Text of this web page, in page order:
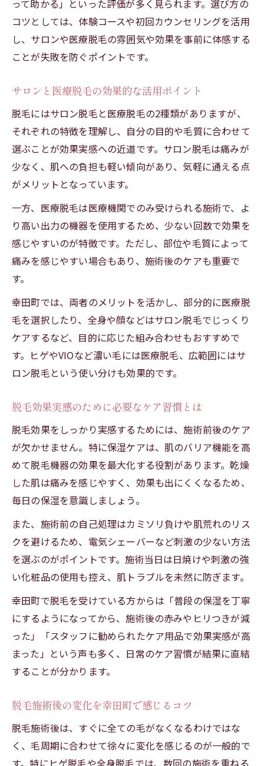
幸田町で体験できるおすすめ脱毛施術の特
メンズも安心できる脱毛効果の見極め方
コツ
脱毛効果の違いを知り安心して通うための
工夫
メンズの脱毛悩みを解消する施術と効果事
例
脱毛効果を高めるメンズ向けケアポイント
幸田町のメンズ脱毛で実感できる効果とは
通いやすさと効果両立の脱毛選びのコツ
脱毛効果と通いやすさを両立する店舗の特
徴
脱毛効果を重視した通いやすい施術スケジ
ュール
日常に取り入れやすい脱毛効果アップ法
脱毛効果を最大化する継続のコツを紹介
実際に感じる脱毛の変化やポイント解説
脱毛効果を実感したリアルな変化の声まと
施術ごとに感じる脱毛効果の具体的な特徴
脱毛効果が表れやすい部位と変化の傾向
脱毛効果を実感するための注意点と体験談
幸田町で脱毛効果を感じやすいケア方法
って助かる」といった評価が多く見られます。選び方の
コツとしては、体験コースや初回カウンセリングを活用
し、サロンや医療脱毛の雰囲気や効果を事前に体感する
ことが失敗を防ぐポイントです。
サロンと医療脱毛の効果的な活用ポイント
脱毛にはサロン脱毛と医療脱毛の2種類がありますが、
それぞれの特徴を理解し、自分の目的や毛質に合わせて
選ぶことが効果実感への近道です。サロン脱毛は痛みが
少なく、肌への負担も軽い傾向があり、気軽に通える点
がメリットとなっています。
一方、医療脱毛は医療機関でのみ受けられる施術で、よ
り高い出力の機器を使用するため、少ない回数で効果を
感じやすいのが特徴です。ただし、部位や毛質によって
痛みを感じやすい場合もあり、施術後のケアも重要で
す。
幸田町では、両者のメリットを活かし、部分的に医療脱
毛を選択したり、全身や顔などはサロン脱毛でじっくり
ケアするなど、目的に応じた組み合わせもおすすめで
す。ヒゲやVIOなど濃い毛には医療脱毛、広範囲にはサ
ロン脱毛という使い分けも効果的です。
脱毛効果実感のために必要なケア習慣とは
脱毛効果をしっかり実感するためには、施術前後のケア
が欠かせません。特に保湿ケアは、肌のバリア機能を高
めて脱毛機器の効果を最大化する役割があります。乾燥
した肌は痛みを感じやすく、効果も出にくくなるため、
毎日の保湿を意識しましょう。
また、施術前の自己処理はカミソリ負けや肌荒れのリス
クを避けるため、電気シェーバーなど刺激の少ない方法
を選ぶのがポイントです。施術当日は日焼けや刺激の強
い化粧品の使用も控え、肌トラブルを未然に防ぎます。
幸田町で脱毛を受けている方からは「普段の保湿を丁寧
にするようになってから、施術後の赤みやヒリつきが減
った」「スタッフに勧められたケア用品で効果実感が高
まった」という声も多く、日常のケア習慣が結果に直結
することが分かります。
脱毛施術後の変化を幸田町で感じるコツ
脱毛施術後は、すぐに全ての毛がなくなるわけではな
く、毛周期に合わせて徐々に変化を感じるのが一般的で
す。特にヒゲ脱毛や全身脱毛では、数回の施術を重ねる